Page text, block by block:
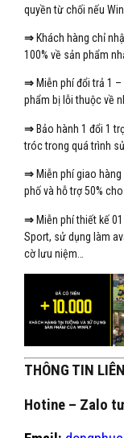
quyền từ chối nếu
⇒ Khách hàng chỉ
100% về sản phẩm
⇒ Miễn phí đổi trả 1
phẩm bị lỗi thuộc về
⇒ Bảo hành 1 đổi 1
tróc trong quá trình
⇒ Miễn phí giao
phố và hỗ trợ 50%
⇒Miễn phí thiết kế
Sport, sử dụng làm
cờ lưu niệm…
THÔNG TIN
Hotine – Zalo